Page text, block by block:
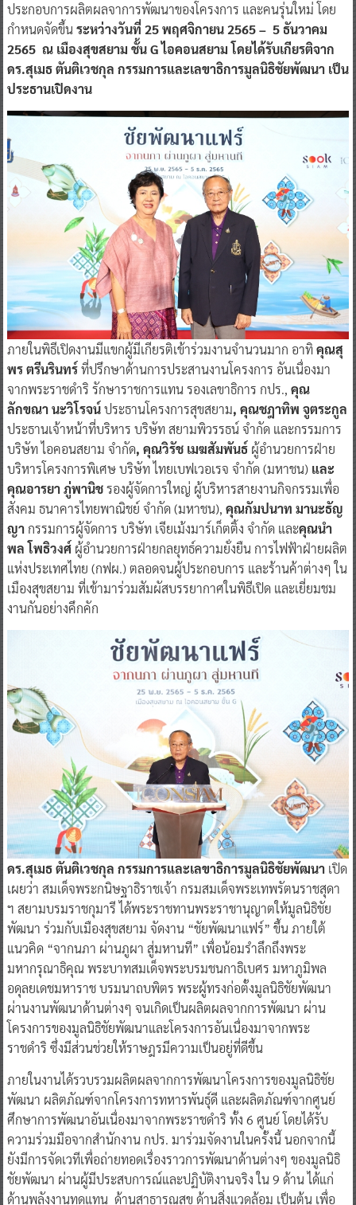
ประกอบการผลิตผลจาการพัฒนาของโครงการ และคนรุ่นใหม่ โดย
กำหนดจัดขึ้นระหว่างวันที่ 25 พฤศจิกายน 2565 – 5 ธันวาคม
2565 ณ เมืองสุขสยาม ชั้น G ไอคอนสยาม โดยได้รับเกียรติจาก
ดร.สุเมธ ตันติเวชกุล กรรมการและเลขาธิการมูลนิธิชัยพัฒนา เป็น
ประธานเปิดงาน
ภายในพิธีเปิดงานมีแขกผู้มีเกียรติเข้าร่วมงานจำนวนมาก อาทิคุณสุ
พร ตรีนรินทร์ที่ปรึกษาด้านการประสานงานโครงการ อันเนื่องมา
จากพระราชดำริ รักษาราชการแทน รองเลขาธิการ กปร., คุณ
ลักขณา นะวิโรจน์ประธานโครงการสุขสยาม, คุณชฎาทิพ จูตระกูล
ประธานเจ้าหน้าที่บริหาร บริษัท สยามพิวรรธน์ จำกัด และกรรมการ
บริษัท ไอคอนสยาม จำกัด, คุณวิรัช เมฆสัมพันธ์ ผู้อำนวยการฝ่าย
บริหารโครงการพิเศษ บริษัท ไทยเบฟเวอเรจ จำกัด (มหาชน) และ
คุณอารยา ภู่พานิชรองผู้จัดการใหญ่ ผู้บริหารสายงานกิจกรรมเพื่อ
สังคม ธนาคารไทยพาณิชย์ จำกัด (มหาชน), คุณกัมปนาท มานะธัญ
ญากรรมการผู้จัดการ บริษัท เจียเม้งมาร์เก็ตติ้ง จำกัด และคุณนำ
พล โพธิวงศ์ผู้อำนวยการฝ่ายกลยุทธ์ความยั่งยืน การไฟฟ้าฝ่ายผลิต
แห่งประเทศไทย (กฟผ.) ตลอดจนผู้ประกอบการ และร้านค้าต่างๆ ใน
เมืองสุขสยาม ที่เข้ามาร่วมสัมผัสบรรยากาศในพิธีเปิด และเยี่ยมชม
งานกันอย่างคึกคัก
ดร.สุเมธ ตันติเวชกุล กรรมการและเลขาธิการมูลนิธิชัยพัฒนาเปิด
เผยว่า สมเด็จพระกนิษฐาธิราชเจ้า กรมสมเด็จพระเทพรัตนราชสุดา
ฯ สยามบรมราชกุมารี ได้พระราชทานพระราชานุญาตให้มูลนิธิชัย
พัฒนา ร่วมกับเมืองสุขสยาม จัดงาน “ชัยพัฒนาแฟร์” ขึ้น ภายใต้
แนวคิด “จากนภา ผ่านภูผา สู่มหานที” เพื่อน้อมรำลึกถึงพระ
มหากรุณาธิคุณ พระบาทสมเด็จพระบรมชนกาธิเบศร มหาภูมิพล
อดุลยเดชมหาราช บรมนาถบพิตร พระผู้ทรงก่อตั้งมูลนิธิชัยพัฒนา
ผ่านงานพัฒนาด้านต่างๆ จนเกิดเป็นผลิตผลจากการพัฒนา ผ่าน
โครงการของมูลนิธิชัยพัฒนาและโครงการอันเนื่องมาจากพระ
ราชดำริ ซึ่งมีส่วนช่วยให้ราษฎรมีความเป็นอยู่ที่ดีขึ้น
ภายในงานได้รวบรวมผลิตผลจากการพัฒนาโครงการของมูลนิธิชัย
พัฒนา ผลิตภัณฑ์จากโครงการทหารพันธุ์ดี และผลิตภัณฑ์จากศูนย์
ศึกษาการพัฒนาอันเนื่องมาจากพระราชดำริ ทั้ง 6 ศูนย์ โดยได้รับ
ความร่วมมือจากสำนักงาน กปร. มาร่วมจัดงานในครั้งนี้ นอกจากนี้
ยังมีการจัดเวทีเพื่อถ่ายทอดเรื่องราวการพัฒนาด้านต่างๆ ของมูลนิธิ
ชัยพัฒนา ผ่านผู้มีประสบการณ์และปฏิบัติงานจริง ใน 9 ด้าน ได้แก่
ด้านพลังงานทดแทน ด้านสาธารณสุข ด้านสิ่งแวดล้อม เป็นต้น เพื่อ